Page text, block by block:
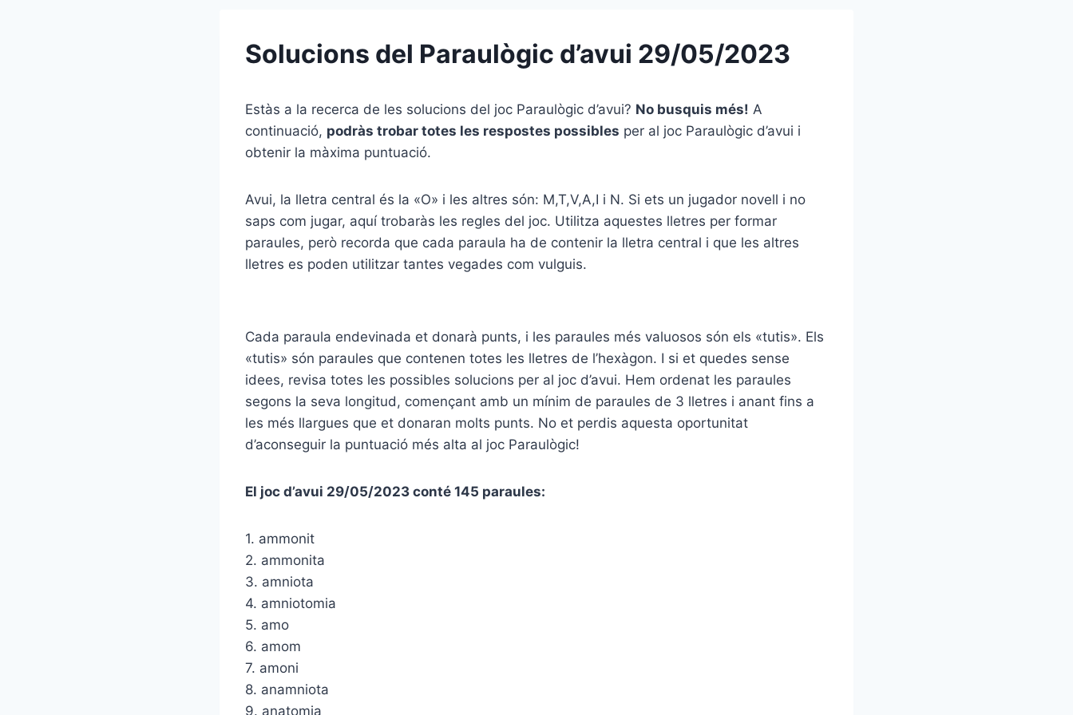
Solucions del Paraulògic d’avui 29/05/2023
Estàs a la recerca de les solucions del joc Paraulògic d’avui? No busquis més! A
continuació, podràs trobar totes les respostes possibles per al joc Paraulògic d’avui i
obtenir la màxima puntuació.
Avui, la lletra central és la «O» i les altres són: M,T,V,A,I i N. Si ets un jugador novell i no
saps com jugar, aquí trobaràs les regles del joc. Utilitza aquestes lletres per formar
paraules, però recorda que cada paraula ha de contenir la lletra central i que les altres
lletres es poden utilitzar tantes vegades com vulguis.
Cada paraula endevinada et donarà punts, i les paraules més valuosos són els «tutis». Els
«tutis» són paraules que contenen totes les lletres de l’hexàgon. I si et quedes sense
idees, revisa totes les possibles solucions per al joc d’avui. Hem ordenat les paraules
segons la seva longitud, començant amb un mínim de paraules de 3 lletres i anant fins a
les més llargues que et donaran molts punts. No et perdis aquesta oportunitat
d’aconseguir la puntuació més alta al joc Paraulògic!
El joc d’avui 29/05/2023 conté 145 paraules:
1. ammonit
2. ammonita
3. amniota
4. amniotomia
5. amo
6. amom
7. amoni
8. anamniota
9. anatomia